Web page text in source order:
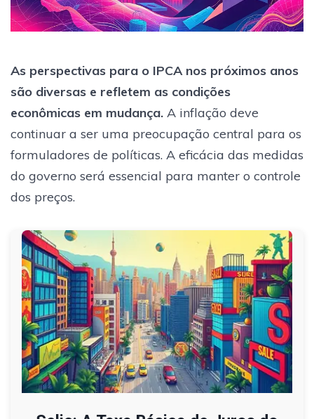
As perspectivas para o IPCA nos próximos anos
são diversas e refletem as condições
econômicas em mudança. A inflação deve
continuar a ser uma preocupação central para os
formuladores de políticas. A eficácia das medidas
do governo será essencial para manter o controle
dos preços.